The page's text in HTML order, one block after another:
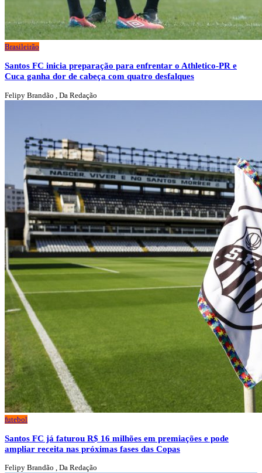
Brasileirão
Santos FC inicia preparação para enfrentar o Athletico-PR e
Cuca ganha dor de cabeça com quatro desfalques
Felipy Brandão , Da Redação
futebol
Santos FC já faturou R$ 16 milhões em premiações e pode
ampliar receita nas próximas fases das Copas
Felipy Brandão , Da Redação